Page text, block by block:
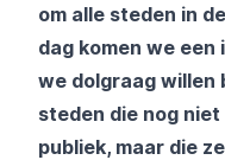
om alle steden in
dag komen we
we dolgraag willen
steden die nog
publiek, maar die